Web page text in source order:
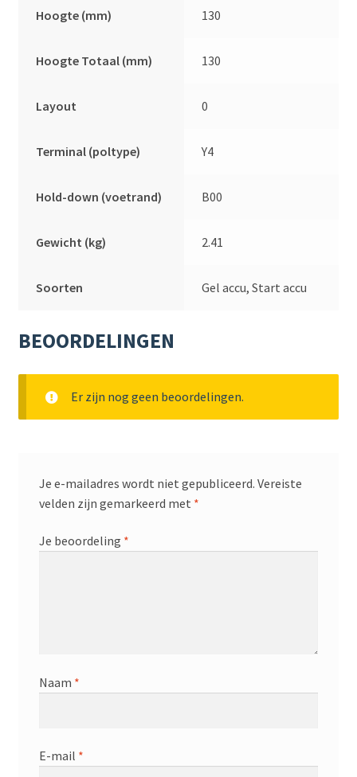
Hoogte (mm) 130
Hoogte Totaal (mm) 130
Layout 0
Terminal (poltype) Y4
Hold-down (voetrand) B00
Gewicht (kg) 2.41
Soorten Gel accu, Start accu
BEOORDELINGEN
Er zijn nog geen beoordelingen.
Je e-mailadres wordt niet gepubliceerd. Vereiste
velden zijn gemarkeerd met *
Je beoordeling *
Naam *
E-mail *